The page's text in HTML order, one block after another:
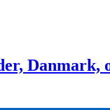
Danmark,